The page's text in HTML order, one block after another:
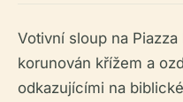
Votivní sloup na
korunován křížem a
odkazujícími na